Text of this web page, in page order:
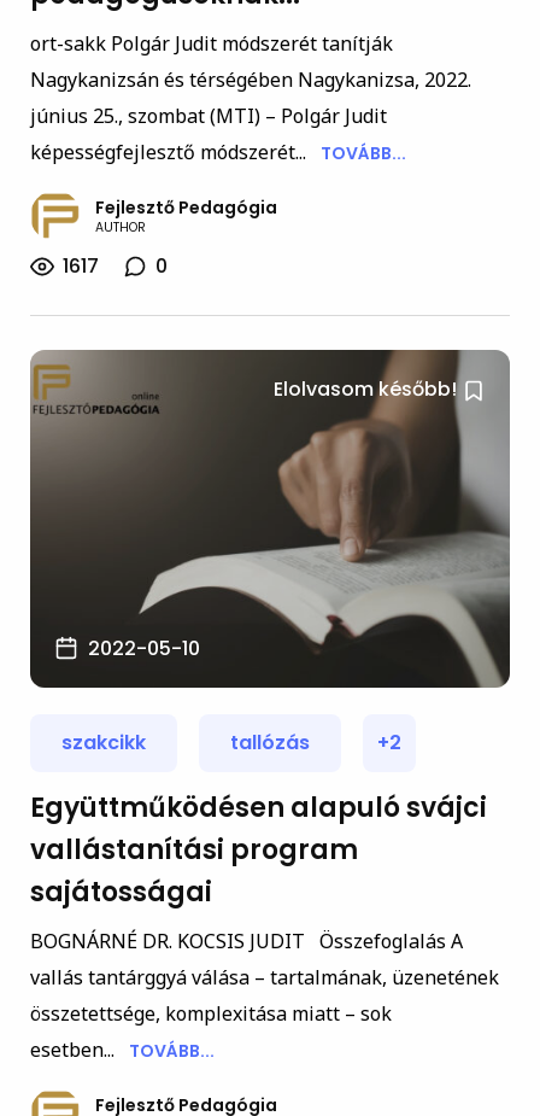
ort-sakk Polgár Judit módszerét tanítják
Nagykanizsán és térségében Nagykanizsa, 2022.
június 25., szombat (MTI) – Polgár Judit
képességfejlesztő módszerét...
TOVÁBB...
Fejlesztő Pedagógia
AUTHOR
1617 0
Elolvasom később!
2022-05-10
szakcikk tallózás +2
Együttműködésen alapuló svájci
vallástanítási program
sajátosságai
BOGNÁRNÉ DR. KOCSIS JUDIT Összefoglalás A
vallás tantárggyá válása – tartalmának, üzenetének
összetettsége, komplexitása miatt – sok
esetben...
TOVÁBB...
Fejlesztő Pedagógia